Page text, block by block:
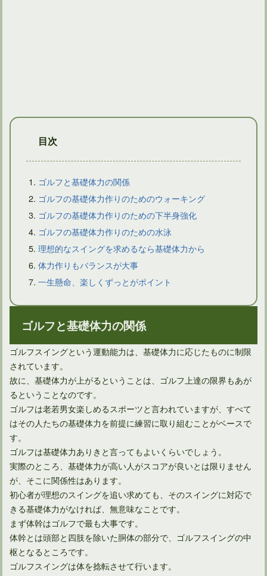
ゴルフスイングが捻転不足なのは股関節が固い事に原因がある
ゴルフの素振りで効率良く筋トレをしていこう！ベスト更新！
ゴルフスイングが原因で肩甲骨が痛い場合の対策とは？
目次
ゴルフと基礎体力の関係
ゴルフの基礎体力作りのためのウォーキング
ゴルフの基礎体力作りのための下半身強化
ゴルフの基礎体力作りのための水泳
理想的なスイングを求めるなら基礎体力から
体力作りもバランスが大事
一生懸命、楽しくずっとがポイント
ゴルフと基礎体力の関係
ゴルフスイングという運動能力は、基礎体力に応じたものに制限
されています。
故に、基礎体力が上がるということは、ゴルフ上達の限界もあが
るということなのです。
ゴルフは老若男女楽しめるスポーツと言われていますが、すべて
はその人たちの基礎体力を前提に練習に取り組むことがベースで
す。
ゴルフは基礎体力ありきと言ってもよいくらいでしょう。
実際のところ、基礎体力が高い人がスコアが良いとは限りません
が、そこに関係性はあります。
初心者が理想のスイングを追い求めても、そのスイングに対応で
きる基礎体力がなければ、無意味なことです。
まず体幹はゴルフで最も大事です。
体幹とは頭部と四肢を除いた胴体の部分で、ゴルフスイングの中
枢となるところです。
ゴルフスイングは体を捻転させて行います。